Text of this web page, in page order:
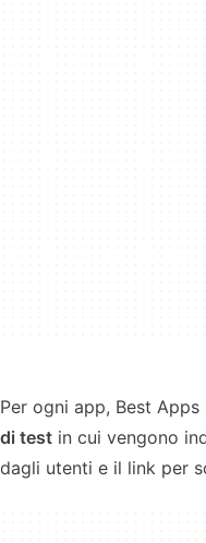
Per ogni app, Best
di test in cui vengono
dagli utenti e il link per